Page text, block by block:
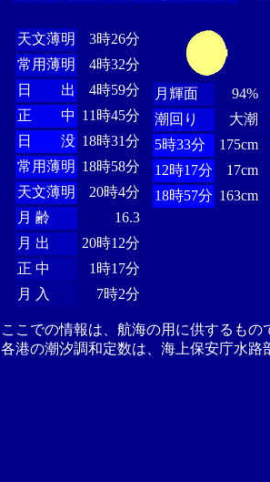
天文薄明
3時26分
常用薄明
4時32分
日 出
4時59分
正 中 11時45分
日 没 18時31分
常用薄明 18時58分
天文薄明
20時4分
月 齢
16.3
月 出
20時12分
正 中
1時17分
月 入
7時2分
月輝面
94%
潮回り
大潮
5時33分
175cm
12時17分
17cm
18時57分 163cm
ここでの情報は、航海の用に供するも
各港の潮汐調和定数は、海上保安庁水路